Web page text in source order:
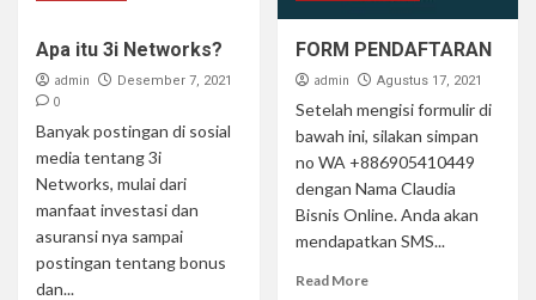
Apa itu 3i Networks?
admin Desember 7, 2021
0
Banyak postingan di sosial
media tentang 3i
Networks, mulai dari
manfaat investasi dan
asuransi nya sampai
postingan tentang bonus
dan...
FORM PENDAFTARAN
admin Agustus 17, 2021
Setelah mengisi formulir di
bawah ini, silakan simpan
no WA +886905410449
dengan Nama Claudia
Bisnis Online. Anda akan
mendapatkan SMS...
Read More